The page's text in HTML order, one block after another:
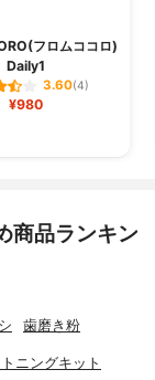
フロムココロ)
Daily1
3.60(4)
¥980
商品ランキン
歯磨き粉
ニングキット